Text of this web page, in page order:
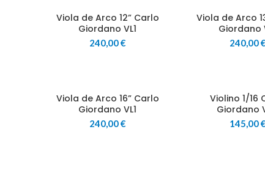
Viola de Arco 12” Carlo
Giordano VL1
240,00€
Viola de Arco
Giordano
240,00€
Viola de Arco 16” Carlo
Giordano VL1
240,00€
Violino 1/16
Giordano
145,00€